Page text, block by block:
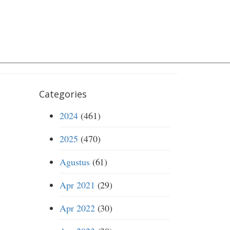
Categories
2024(461)
2025 (470)
Agustus(61)
Apr 2021 (29)
Apr 2022(30)